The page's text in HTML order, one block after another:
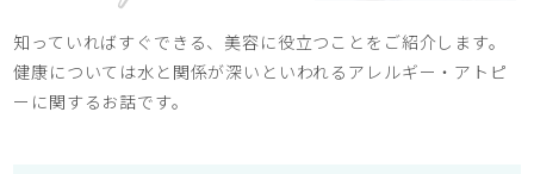
知っていればすぐできる、美容に役立つことをご紹介します。
健康については水と関係が深いといわれるアレルギー・アトピ
ーに関するお話です。